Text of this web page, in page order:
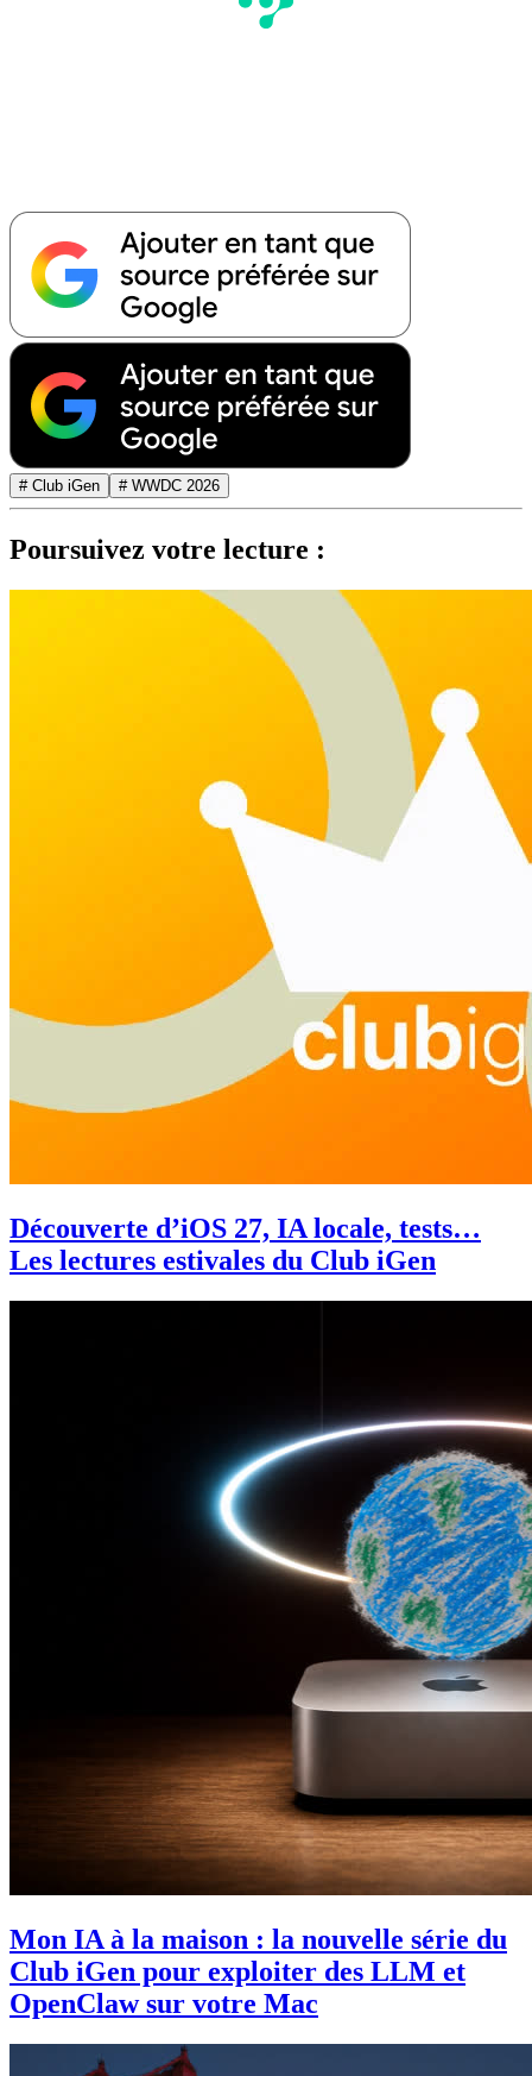
# Club iGen # WWDC 2026
Poursuivez votre lecture :
Découverte d’iOS 27, IA locale, tests…
Les lectures estivales du Club iGen
Mon IA à la maison : la nouvelle série du
Club iGen pour exploiter des LLM et
OpenClaw sur votre Mac